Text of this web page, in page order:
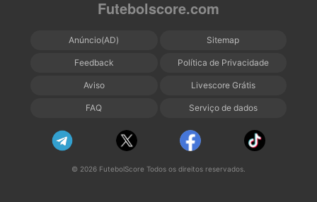
Futebolscore.com
Anúncio(AD) Sitemap
Feedback Política de Privacidade
Aviso Livescore Grátis
FAQ Serviço de dados
© 2026 FutebolScore Todos os direitos reservados.